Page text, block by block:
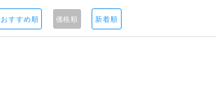
おすすめ順 価格順 新着順